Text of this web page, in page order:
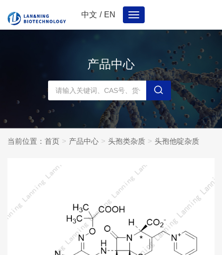
中文 / EN
Toggle
navigation
产品中心
当前位置： 首页 产品中心 头孢类杂质 头孢他啶杂质